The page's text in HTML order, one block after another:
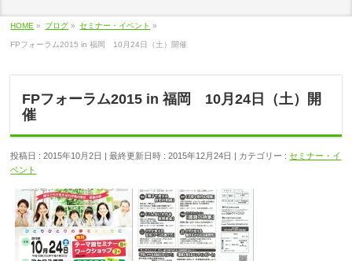
HOME » ブログ » セミナー・イベント »
FPフォーラム2015 in 福岡 10月24日（土）開催
FPフォーラム2015 in 福岡 10月24日（土）開
催
投稿日 : 2015年10月2日 最終更新日時 : 2015年12月24日 カテゴリー :セミナー・イ
ベント